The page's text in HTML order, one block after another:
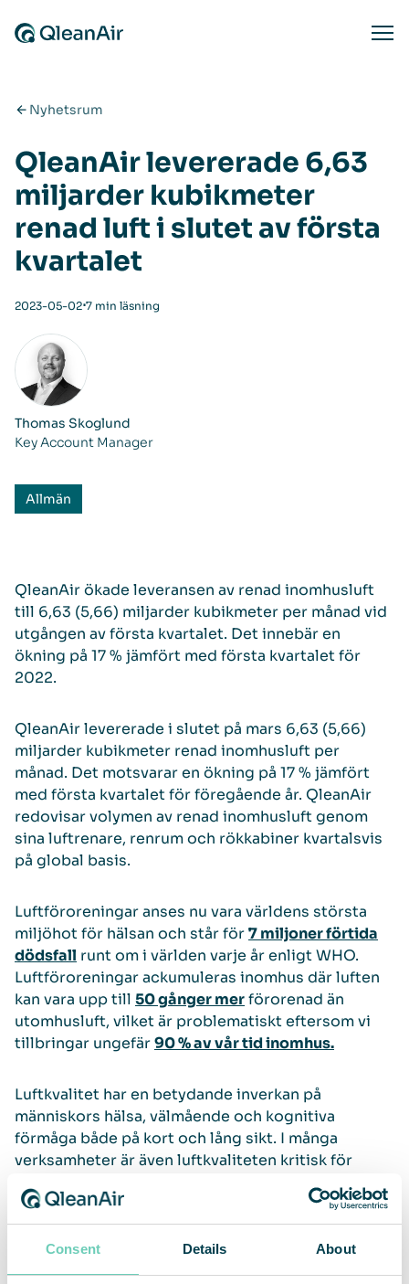
Consent Details About
Nyhetsrum
QleanAir levererade 6,63
miljarder kubikmeter
renad luft i slutet av första
kvartalet
2023-05-02⋅7 min läsning
Thomas Skoglund
Key Account Manager
Allmän
QleanAir ökade leveransen av renad inomhusluft
till 6,63 (5,66) miljarder kubikmeter per månad vid
utgången av första kvartalet. Det innebär en
ökning på 17 % jämfört med första kvartalet för
2022.
QleanAir levererade i slutet på mars 6,63 (5,66)
miljarder kubikmeter renad inomhusluft per
månad. Det motsvarar en ökning på 17 % jämfört
med första kvartalet för föregående år. QleanAir
redovisar volymen av renad inomhusluft genom
sina luftrenare, renrum och rökkabiner kvartalsvis
på global basis.
Luftföroreningar anses nu vara världens största
miljöhot för hälsan och står för7 miljoner förtida
dödsfall runt om i världen varje år enligt WHO.
Luftföroreningar ackumuleras inomhus där luften
kan vara upp till 50 gånger merförorenad än
utomhusluft, vilket är problematiskt eftersom vi
tillbringar ungefär90 % av vår tid inomhus.
Luftkvalitet har en betydande inverkan på
människors hälsa, välmående och kognitiva
förmåga både på kort och lång sikt. I många
verksamheter är även luftkvaliteten kritisk för
processernas effektivitet. QleanAir tillhandahåller
luftreningslösningar för de flesta typer av
professionella och offentliga utrymmen.